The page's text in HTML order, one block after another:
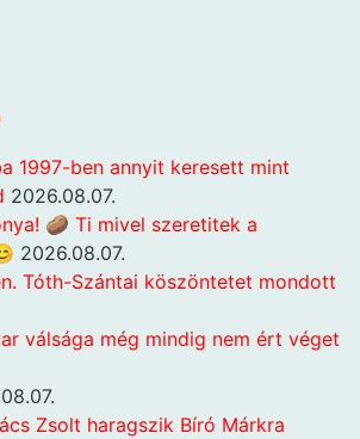
1997-ben annyit keresett mint
2026.08.07.
🥔 Ti mivel szeretitek a
2026.08.07.
Tóth-Szántai köszöntetet mondott
válsága még mindig nem ért véget
Zsolt haragszik Bíró Márkra